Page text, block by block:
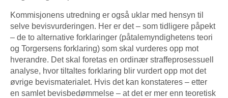
Kommisjonens utredning er også uklar med hensyn til
selve bevisvurderingen. Her er det – som tidligere påpekt
– de to alternative forklaringer (påtalemyndighetens teori
og Torgersens forklaring) som skal vurderes opp mot
hverandre. Det skal foretas en ordinær straffeprosessuell
analyse, hvor tiltaltes forklaring blir vurdert opp mot det
øvrige bevismaterialet. Hvis det kan konstateres – etter
en samlet bevisbedømmelse – at det er mer enn teoretisk